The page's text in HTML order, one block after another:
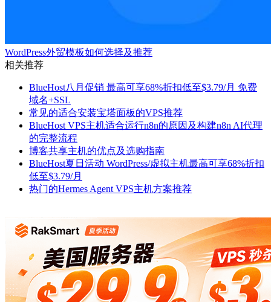
WordPress外贸模板如何选择及推荐
相关推荐
BlueHost八月促销 最高可享68%折扣低至$3.79/月 免费
域名+SSL
常见的适合安装宝塔面板的VPS推荐
BlueHost VPS主机适合运行n8n的原因及构建n8n AI代理
的完整流程
博客共享主机的优点及选购指南
BlueHost夏日活动 WordPress/虚拟主机最高可享68%折扣
低至$3.79/月
热门的Hermes Agent VPS主机方案推荐